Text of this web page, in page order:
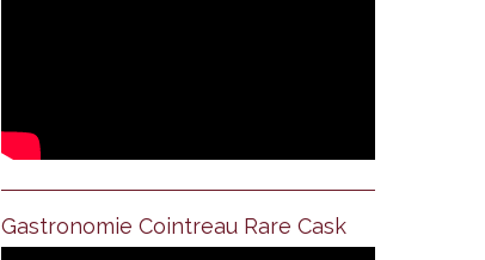
Gastronomie Cointreau Rare Cask